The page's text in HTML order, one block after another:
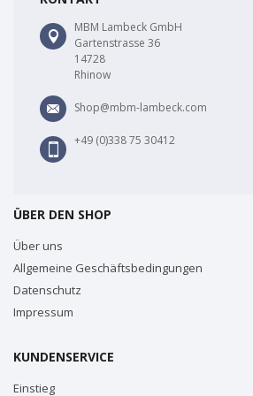
MBM Lambeck GmbH
Gartenstrasse 36
14728
Rhinow
Shop@mbm-lambeck.com
+49 (0)338 75 30412
ÜBER DEN SHOP
Über uns
Allgemeine Geschäftsbedingungen
Datenschutz
Impressum
KUNDENSERVICE
Einstieg